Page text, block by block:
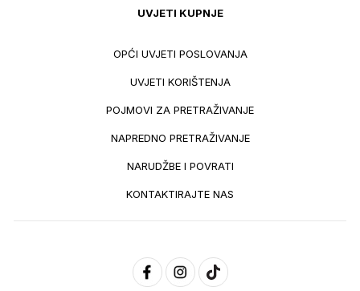
UVJETI KUPNJE
OPĆI UVJETI POSLOVANJA
UVJETI KORIŠTENJA
POJMOVI ZA PRETRAŽIVANJE
NAPREDNO PRETRAŽIVANJE
NARUDŽBE I POVRATI
KONTAKTIRAJTE NAS